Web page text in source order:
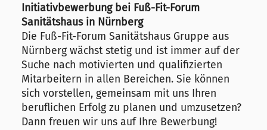
Initiativbewerbung bei Fuß-Fit-Forum
Sanitätshaus in Nürnberg
Die Fuß-Fit-Forum Sanitätshaus Gruppe aus
Nürnberg wächst stetig und ist immer auf der
Suche nach motivierten und qualifizierten
Mitarbeitern in allen Bereichen. Sie können
sich vorstellen, gemeinsam mit uns Ihren
beruflichen Erfolg zu planen und umzusetzen?
Dann freuen wir uns auf Ihre Bewerbung!